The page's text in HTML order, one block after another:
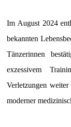
Im August 2024
bekannten
Tänzerinnen
exzessivem
Verletzungen
moderner